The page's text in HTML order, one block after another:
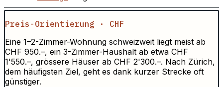
Preis-Orientierung · CHF
Eine 1–2-Zimmer-Wohnung schweizweit liegt meist ab
CHF 950.–, ein 3-Zimmer-Haushalt ab etwa CHF
1'550.–, grössere Häuser ab CHF 2'300.–. Nach Zürich,
dem häufigsten Ziel, geht es dank kurzer Strecke oft
günstiger.